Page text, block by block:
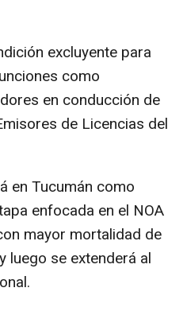
excluyente para
como
en conducción de
de Licencias del
en Tucumán como
enfocada en el NOA
mayor mortalidad de
luego se extenderá al